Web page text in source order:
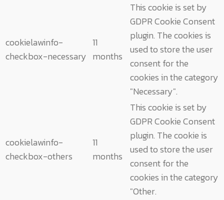
cookielawinfo-
checkbox-necessary
11
months
This cookie is set by
GDPR Cookie Consent
plugin. The cookies is
used to store the user
consent for the
cookies in the category
"Necessary".
cookielawinfo-
checkbox-others
11
months
This cookie is set by
GDPR Cookie Consent
plugin. The cookie is
used to store the user
consent for the
cookies in the category
"Other.